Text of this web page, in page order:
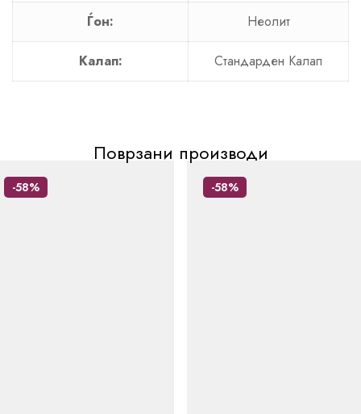
Ѓон: Неолит
Калап: Стандарден Калап
Поврзани производи
-58% -58%